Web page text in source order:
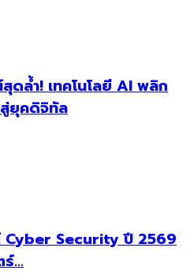
ดล้ำ! เทคโนโลยี AI พลิก
สู่ยุคดิจิทัล
Cyber Security ปี 2569
...